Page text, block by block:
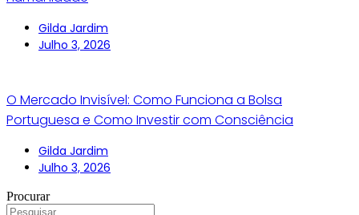
Gilda Jardim
Julho 3, 2026
O Mercado Invisível: Como Funciona a Bolsa
Portuguesa e Como Investir com Consciência
Gilda Jardim
Julho 3, 2026
Procurar